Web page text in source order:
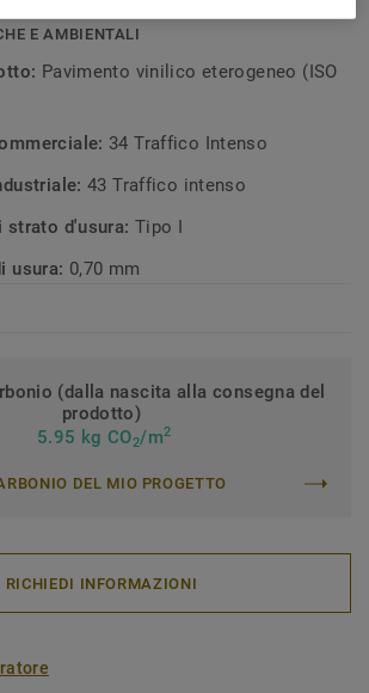
E AMBIENTALI
Pavimento vinilico eterogeneo (ISO
34 Traffico Intenso
43 Traffico intenso
strato d'usura: Tipo I
usura: 0,70 mm
(dalla nascita alla consegna del
prodotto)
5.95 kg CO2/m2
DEL MIO PROGETTO
RICHIEDI INFORMAZIONI